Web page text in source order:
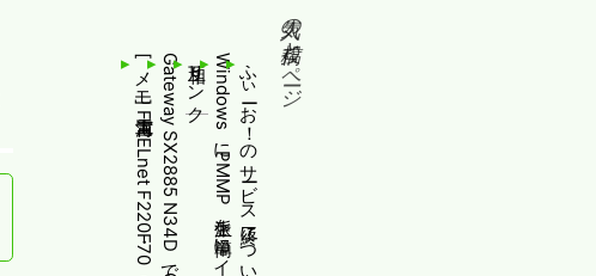
人気の投稿とページ
ふぃーお！のサービス終了について
相互リンク